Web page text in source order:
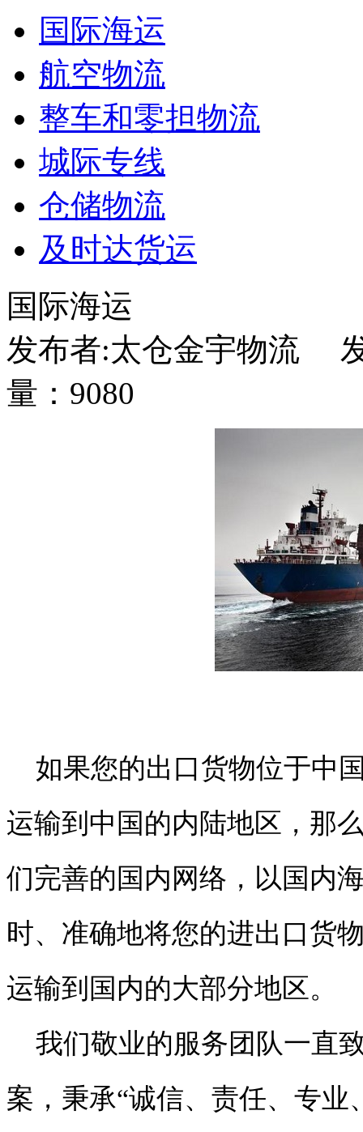
国际海运
航空物流
整车和零担物流
城际专线
仓储物流
及时达货运
国际海运
发布者:太仓金宇物流
量：9080
如果您的出口货物位于中
运输到中国的内陆地区，那
们完善的国内网络，以国内
时、准确地将您的进出口货
运输到国内的大部分地区。
我们敬业的服务团队一直
案，秉承“诚信、责任、专